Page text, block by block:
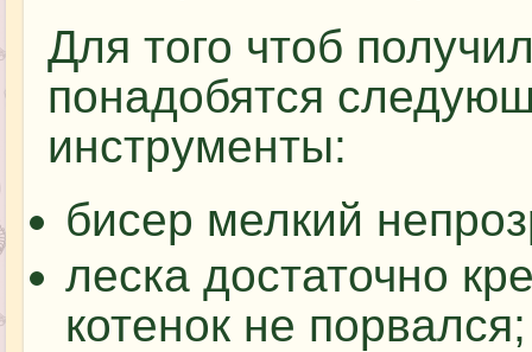
Для того чтоб
понадобятся
инструменты:
бисер мелкий
леска достаточно
котенок не порвался;